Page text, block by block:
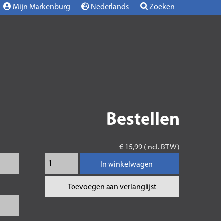
Mijn Markenburg Nederlands Zoeken
Bestellen
€ 15,99 (incl. BTW)
In winkelwagen
Toevoegen aan verlanglijst